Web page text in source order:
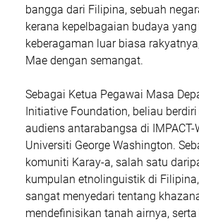
bangga dari Filipina, sebuah
kerana kepelbagaian budaya
keberagaman luar biasa
Mae dengan semangat.
Sebagai Ketua Pegawai Masa
Initiative Foundation, beliau
audiens antarabangsa di IMPACT-
Universiti George Washington.
komuniti Karay-a, salah satu
kumpulan etnolinguistik di
sangat menyedari tentang
mendefinisikan tanah airnya,